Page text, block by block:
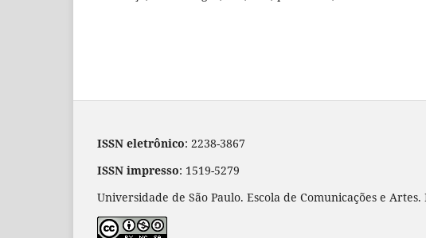
ISSN eletrônico: 2238-3867
ISSN impresso: 1519-5279
Universidade de São Paulo. Escola de Comunicações e